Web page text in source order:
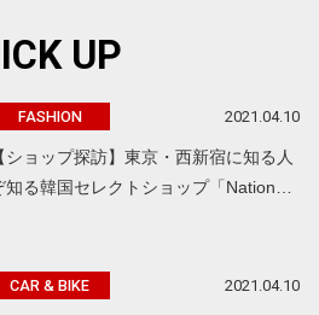
UP
FASHION 2021.04.10
【ショップ探訪】東京・西新宿に知る人
知る韓国セレクトショップ「Nation…
CAR & BIKE 2021.04.10